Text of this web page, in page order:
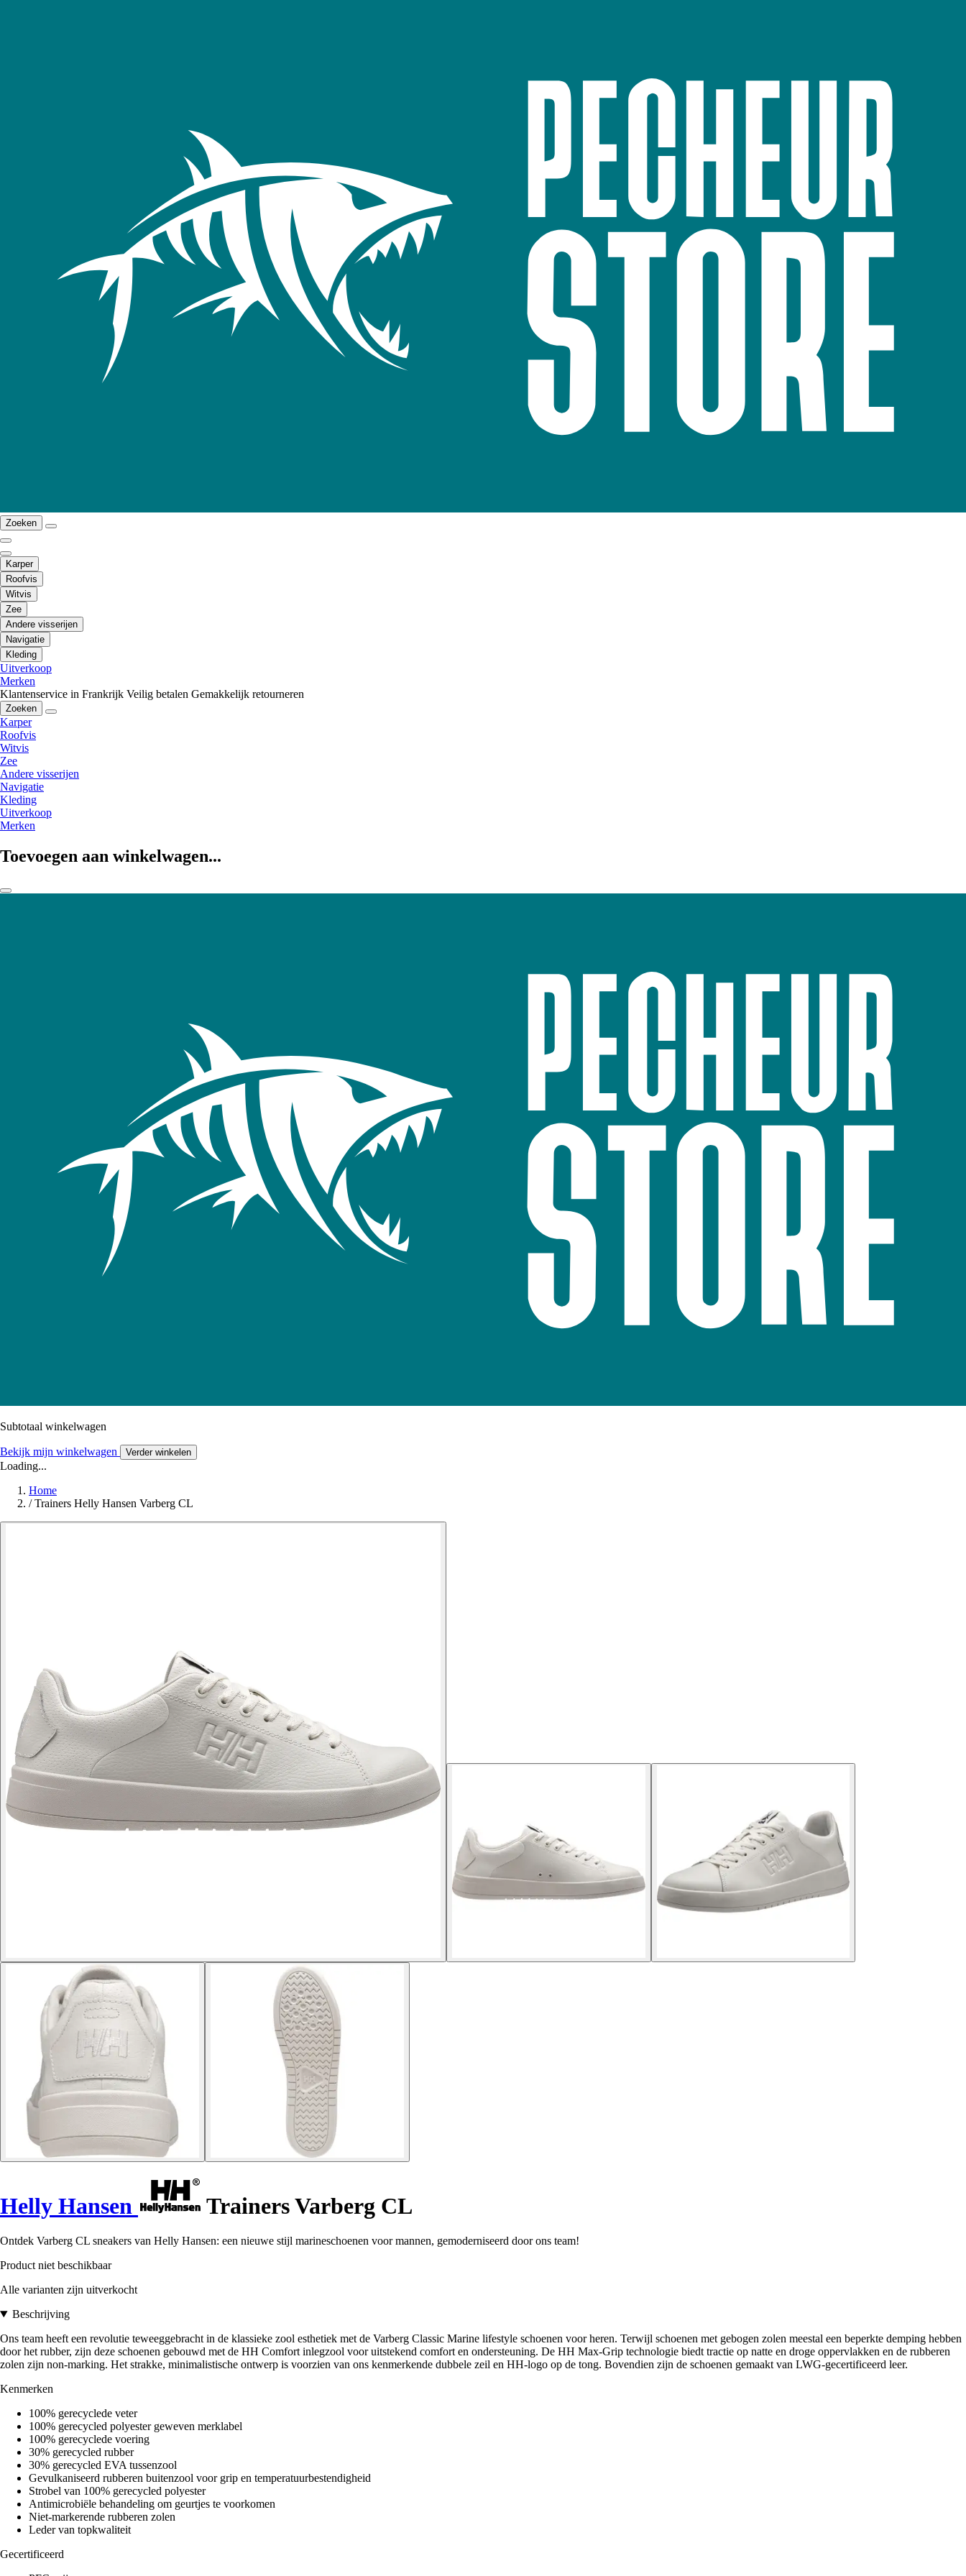
Zoeken
Karper
Roofvis
Witvis
Zee
Andere visserijen
Navigatie
Kleding
Uitverkoop
Merken
Klantenservice in Frankrijk Veilig betalen Gemakkelijk retourneren
Zoeken
Karper
Roofvis
Witvis
Zee
Andere visserijen
Navigatie
Kleding
Uitverkoop
Merken
Toevoegen aan winkelwagen...
Subtotaal winkelwagen
Bekijk mijn winkelwagen Verder winkelen
Loading...
Home
/ Trainers Helly Hansen Varberg CL
Helly Hansen Trainers Varberg CL
Ontdek Varberg CL sneakers van Helly Hansen: een nieuwe stijl marineschoenen voor mannen, gemoderniseerd door ons team!
Product niet beschikbaar
Alle varianten zijn uitverkocht
Beschrijving
Ons team heeft een revolutie teweeggebracht in de klassieke zool esthetiek met de Varberg Classic Marine lifestyle schoenen voor heren. Terwijl schoenen met gebogen zolen meestal een beperkte demping hebben
door het rubber, zijn deze schoenen gebouwd met de HH Comfort inlegzool voor uitstekend comfort en ondersteuning. De HH Max-Grip technologie biedt tractie op natte en droge oppervlakken en de rubberen
zolen zijn non-marking. Het strakke, minimalistische ontwerp is voorzien van ons kenmerkende dubbele zeil en HH-logo op de tong. Bovendien zijn de schoenen gemaakt van LWG-gecertificeerd leer.
Kenmerken
100% gerecyclede veter
100% gerecycled polyester geweven merklabel
100% gerecyclede voering
30% gerecycled rubber
30% gerecycled EVA tussenzool
Gevulkaniseerd rubberen buitenzool voor grip en temperatuurbestendigheid
Strobel van 100% gerecycled polyester
Antimicrobiële behandeling om geurtjes te voorkomen
Niet-markerende rubberen zolen
Leder van topkwaliteit
Gecertificeerd